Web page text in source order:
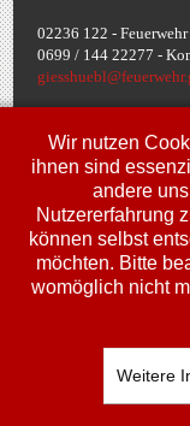
02236 122 -
0699 / 144 22277 -
Termine
Fr, 10. Jul.
00:00 Uhr
Jugendbewerbe
Sa, 11. Jul.
00:00 Uhr
Jugendbewerbe
Uhr
Jugendbewerbe
Wir nutzen
ihnen sind
andere
Nutzererfahrung
können selbst
möchten. Bitte
womöglich nicht
Weitere